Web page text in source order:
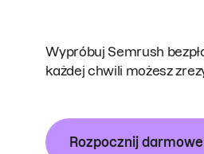
Wypróbuj Semrush
każdej chwili możesz
Rozpocznij